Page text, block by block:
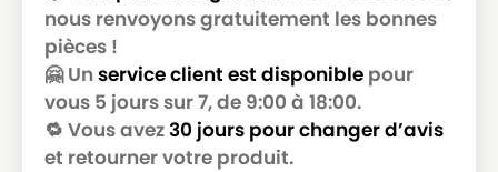
NILFISK
nous renvoyons gratuitement les bonnes
pièces !
🤗 Un service client est disponible pour
vous 5 jours sur 7, de 9:00 à 18:00.
🔁 Vous avez30 jours pour changer d’avis
et retourner votre produit.